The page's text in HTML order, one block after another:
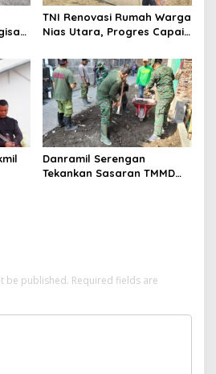
TNI Renovasi Rumah Warga
Nias Utara, Progres Capai
Danramil Serengan
Tekankan Sasaran TMMD
be published. Required fields are